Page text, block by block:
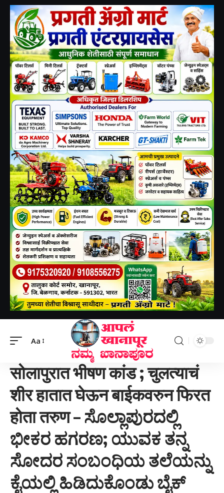
Aa
Uncategorized>सोलापुरात भीषण कांड ; चुलत्याचं शीर हातात घेऊन बाईकवरुन फिरत होता तरुण – ಸೊಲ್ಲಾಪುರದಲ್ಲಿ ಭೀಕರ ಹಗರಣ; ಯುವಕ ತನ್ನ ಸೋದರ ಸಂಬಂಧಿಯ ತಲೆಯನ್ನು ಕೈಯಲ್ಲಿ ಹಿಡಿದುಕೊಂಡು ಬೈಕ್ ಚಲಾಯಿಸುತ್ತಿದ್ದ.
क्राईम
सोलापुरात भीषण कांड ; चुलत्याचं
शीर हातात घेऊन बाईकवरुन फिरत
होता तरुण – ಸೊಲ್ಲಾಪುರದಲ್ಲಿ
ಭೀಕರ ಹಗರಣ; ಯುವಕ ತನ್ನ
ಸೋದರ ಸಂಬಂಧಿಯ ತಲೆಯನ್ನು
ಕೈಯಲ್ಲಿ ಹಿಡಿದುಕೊಂಡು ಬೈಕ್